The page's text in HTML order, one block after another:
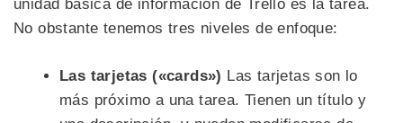
unidad básica de información de Trello es la tarea.
No obstante tenemos tres niveles de enfoque:
Las tarjetas («cards») Las tarjetas son lo
más próximo a una tarea. Tienen un título y